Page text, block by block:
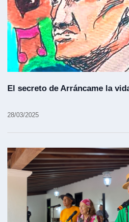
El secreto de Arráncame la
28/03/2025